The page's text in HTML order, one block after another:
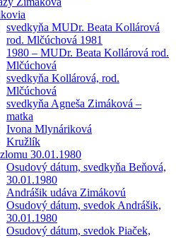
svedkyňa MUDr. Beata Kollárová
rod. Mlčúchová 1981
1980 – MUDr. Beata Kollárová rod.
Mlčúchová
svedkyňa Kollárová, rod.
Mlčúchová
svedkyňa Agneša Zimáková –
matka
Ivona Mlynáriková
Kružlík
30.01.1980
Osudový dátum, svedkyňa Beňová,
30.01.1980
Andrášik udáva Zimákovú
Osudový dátum, svedok Andrášik,
30.01.1980
Osudový dátum, svedok Piaček,